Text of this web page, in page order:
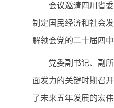
会议邀请四川省
制定国民经济和社会
解领会党的二十届四
党委副书记、副
面发力的关键时期召
了未来五年发展的宏